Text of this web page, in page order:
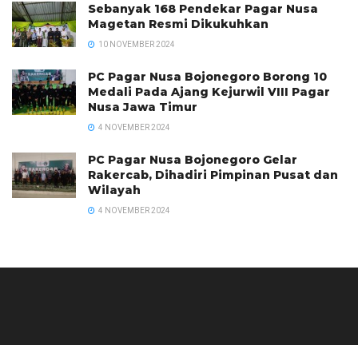
Sebanyak 168 Pendekar Pagar Nusa
Magetan Resmi Dikukuhkan
10 NOVEMBER 2024
PC Pagar Nusa Bojonegoro Borong 10
Medali Pada Ajang Kejurwil VIII Pagar
Nusa Jawa Timur
4 NOVEMBER 2024
PC Pagar Nusa Bojonegoro Gelar
Rakercab, Dihadiri Pimpinan Pusat dan
Wilayah
4 NOVEMBER 2024